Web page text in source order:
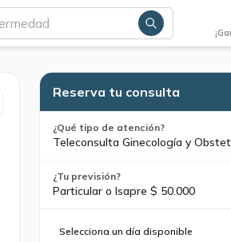
Reserva tu consulta
¿Qué tipo de atención?
Teleconsulta Ginecología y
¿Tu previsión?
Particular o Isapre $ 50.000
Selecciona un día disponible